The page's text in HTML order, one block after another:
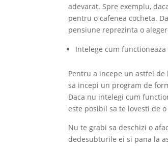
adevarat. Spre exemplu,
pentru o cafenea cocheta.
pensiune reprezinta o
Intelege cum
Pentru a incepe un astfel
sa incepi un program de
Daca nu intelegi cum
este posibil sa te lovesti de
Nu te grabi sa deschizi o
dedesubturile ei si pana la